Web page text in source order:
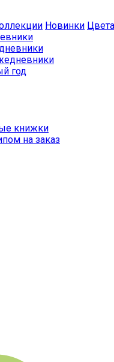
Новинки Цвета
год
книжки
на заказ